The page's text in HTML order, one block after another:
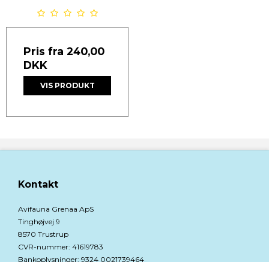
Pris fra 240,00
DKK
VIS PRODUKT
Kontakt
Avifauna Grenaa ApS
Tinghøjvej 9
8570 Trustrup
CVR-nummer: 41619783
Bankoplysninger: 9324 0021739464